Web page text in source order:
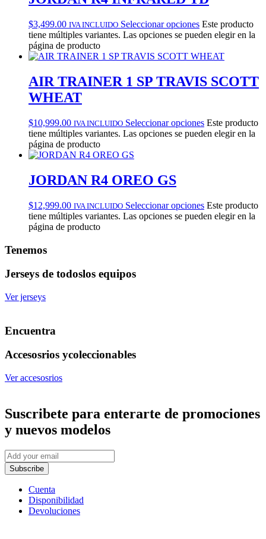
$3,499.00 IVA INCLUIDO Seleccionar opciones Este producto
tiene múltiples variantes. Las opciones se pueden elegir en la
página de producto
AIR TRAINER 1 SP TRAVIS SCOTT
WHEAT
$10,999.00 IVA INCLUIDO Seleccionar opciones Este producto
tiene múltiples variantes. Las opciones se pueden elegir en la
página de producto
JORDAN R4 OREO GS
$12,999.00 IVA INCLUIDO Seleccionar opciones Este producto
tiene múltiples variantes. Las opciones se pueden elegir en la
página de producto
Tenemos
Jerseys de todoslos equipos
Ver jerseys
Encuentra
Accesosrios ycoleccionables
Ver accesosrios
Suscribete para enterarte de promociones
y nuevos modelos
Subscribe
Cuenta
Disponibilidad
Devoluciones